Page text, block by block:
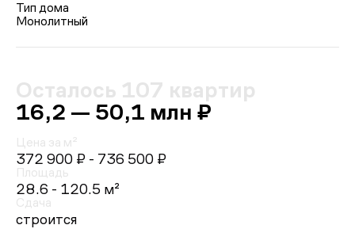
Тип дома
Монолитный
Осталось 107 квартир
16,2 — 50,1 млн ₽
Цена за м²
372 900 ₽ - 736 500 ₽
Площадь
28.6 - 120.5 м²
Сдача
строится